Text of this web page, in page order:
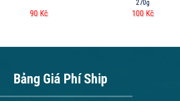
90 Kč
270g
100 Kč
Bảng Giá Phí Ship